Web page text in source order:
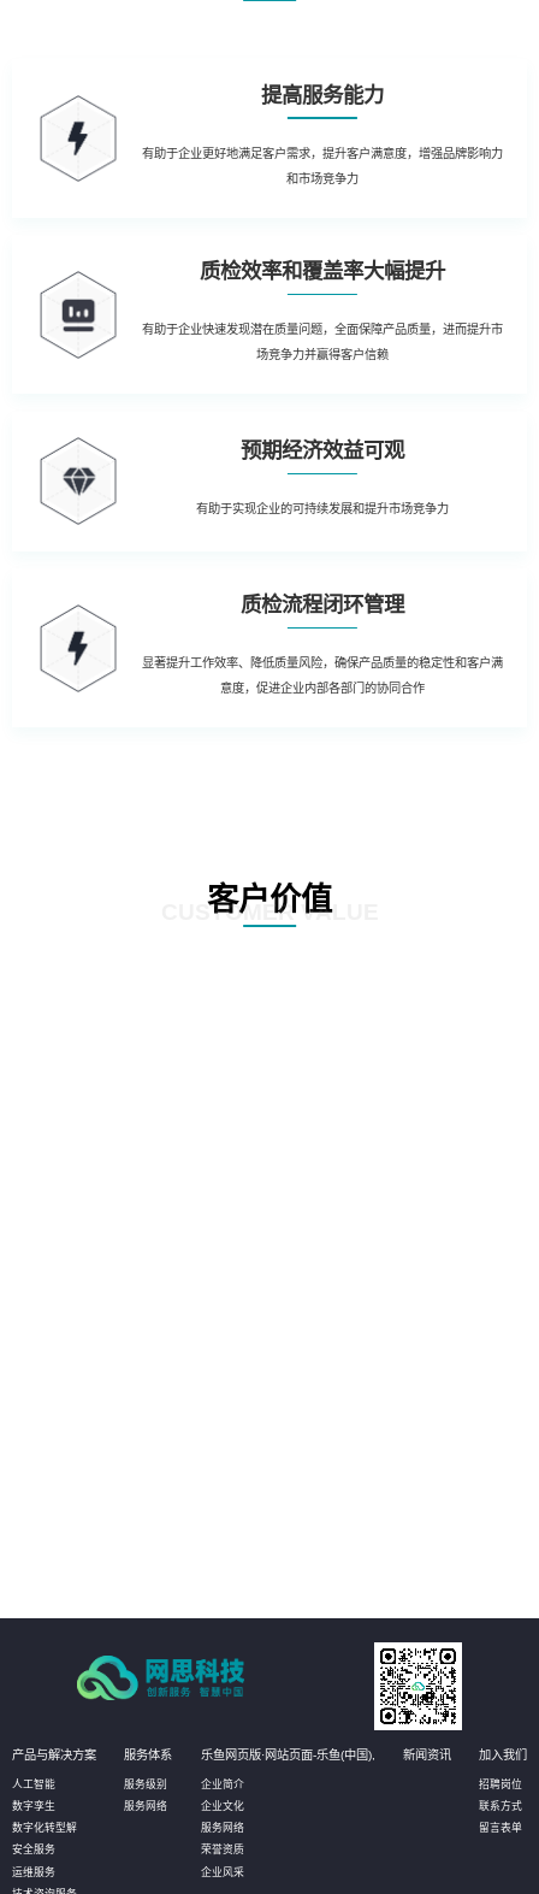
提高服务能力
有助于企业更好地满足客户需求，提升客户满意度，增强品牌影响力
和市场竞争力
质检效率和覆盖率大幅提升
有助于企业快速发现潜在质量问题，全面保障产品质量，进而提升市
场竞争力并赢得客户信赖
预期经济效益可观
有助于实现企业的可持续发展和提升市场竞争力
质检流程闭环管理
显著提升工作效率、降低质量风险，确保产品质量的稳定性和客户满
意度，促进企业内部各部门的协同合作
客户价值
CUSTOMER VALUE
产品与解决方案
人工智能
数字孪生
数字化转型解
安全服务
运维服务
服务体系
服务级别
服务网络
乐鱼网页版·网站页面-乐鱼(中国),
企业简介
企业文化
服务网络
荣誉资质
企业风采
新闻资讯 加入我们
招聘岗位
联系方式
留言表单